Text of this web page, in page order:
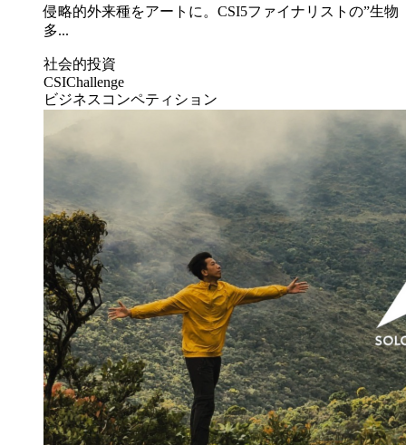
侵略的外来種をアートに。CSI5ファイナリストの”生物
多...
社会的投資
CSIChallenge
ビジネスコンペティション